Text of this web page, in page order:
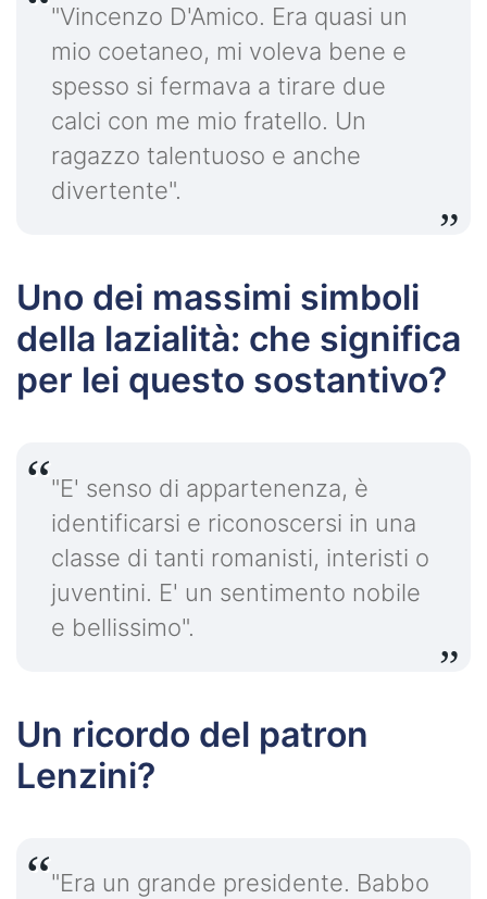
"Vincenzo D'Amico. Era quasi un
mio coetaneo, mi voleva bene e
spesso si fermava a tirare due
calci con me mio fratello. Un
ragazzo talentuoso e anche
divertente".
Uno dei massimi simboli
della lazialità: che significa
per lei questo sostantivo?
"E' senso di appartenenza, è
identificarsi e riconoscersi in una
classe di tanti romanisti, interisti o
juventini. E' un sentimento nobile
e bellissimo".
Un ricordo del patron
Lenzini?
"Era un grande presidente. Babbo